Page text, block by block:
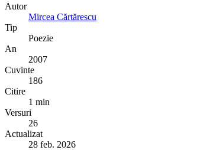
Autor
Mircea Cărtărescu
Tip
Poezie
An
2007
Cuvinte
186
Citire
1 min
Versuri
26
Actualizat
28 feb. 2026